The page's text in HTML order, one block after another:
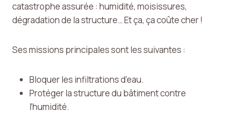
catastrophe assurée : humidité, moisissures,
dégradation de la structure… Et ça, ça coûte cher !
Ses missions principales sont les suivantes :
Bloquer les infiltrations d’eau.
Protéger la structure du bâtiment contre
l’humidité.